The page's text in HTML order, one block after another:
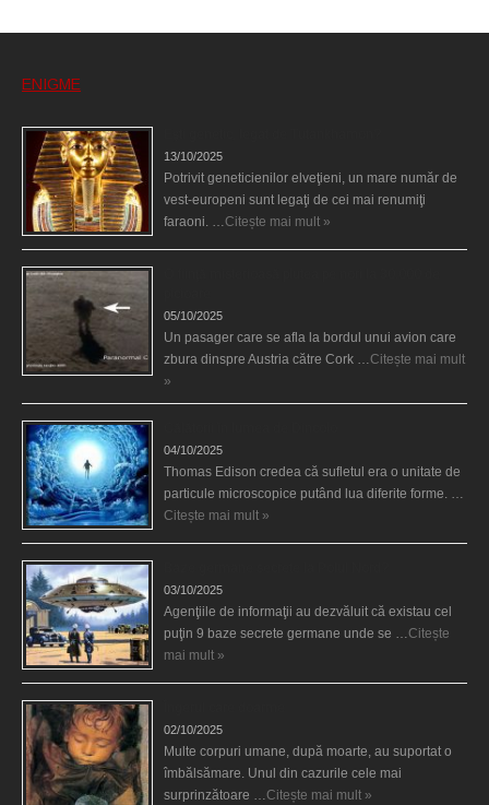
ENIGME
13/10/2025
Potrivit geneticienilor elveţieni, un mare număr de
vest-europeni sunt legaţi de cei mai renumiţi
faraoni. …Citește mai mult »
05/10/2025
Un pasager care se afla la bordul unui avion care
zbura dinspre Austria către Cork …Citește mai mult
»
04/10/2025
Thomas Edison credea că sufletul era o unitate de
particule microscopice putând lua diferite forme. …
Citește mai mult »
03/10/2025
Agenţiile de informaţii au dezvăluit că existau cel
puţin 9 baze secrete germane unde se …Citește
mai mult »
02/10/2025
Multe corpuri umane, după moarte, au suportat o
îmbălsămare. Unul din cazurile cele mai
surprinzătoare …Citește mai mult »